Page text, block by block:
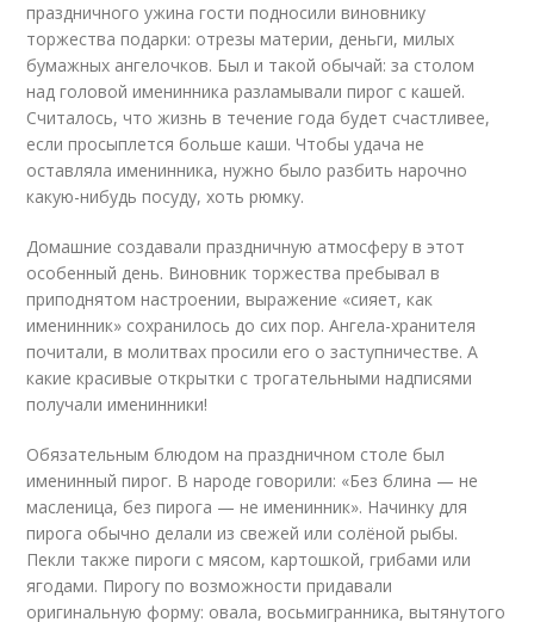
праздничного ужина гости подносили виновнику
торжества подарки: отрезы материи, деньги, милых
бумажных ангелочков. Был и такой обычай: за столом
над головой именинника разламывали пирог с кашей.
Считалось, что жизнь в течение года будет счастливее,
если просыплется больше каши. Чтобы удача не
оставляла именинника, нужно было разбить нарочно
какую-нибудь посуду, хоть рюмку.
Домашние создавали праздничную атмосферу в этот
особенный день. Виновник торжества пребывал в
приподнятом настроении, выражение «сияет, как
именинник» сохранилось до сих пор. Ангела-хранителя
почитали, в молитвах просили его о заступничестве. А
какие красивые открытки с трогательными надписями
получали именинники!
Обязательным блюдом на праздничном столе был
именинный пирог. В народе говорили: «Без блина — не
масленица, без пирога — не именинник». Начинку для
пирога обычно делали из свежей или солёной рыбы.
Пекли также пироги с мясом, картошкой, грибами или
ягодами. Пирогу по возможности придавали
оригинальную форму: овала, восьмигранника, вытянутого